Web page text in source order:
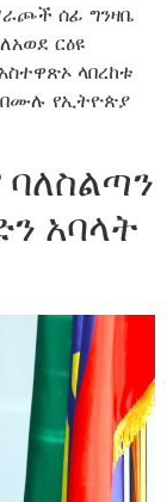
ሰፊ ግንዛቤ
ርዕዩ
ላበረከቱ
የኢትዮጵያ
አባላት